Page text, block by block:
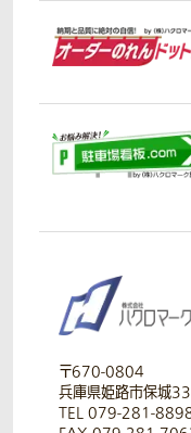
〒670-0804
兵庫県姫路市保城
TEL 079-281-